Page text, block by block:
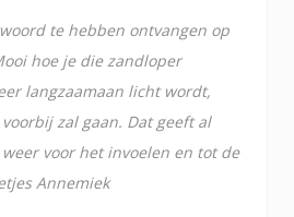
te hebben ontvangen op
hoe je die zandloper
langzaamaan licht wordt,
zal gaan. Dat geeft al
voor het invoelen en tot de
Annemiek